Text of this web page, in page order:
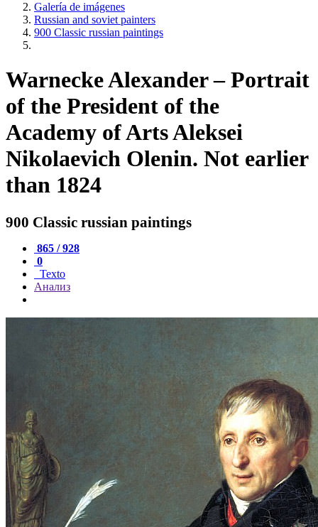
Galería de imágenes
Russian and soviet painters
900 Classic russian paintings
Warnecke Alexander – Portrait
of the President of the
Academy of Arts Aleksei
Nikolaevich Olenin. Not earlier
than 1824
900 Classic russian paintings
865 / 928
0
Texto
Анализ